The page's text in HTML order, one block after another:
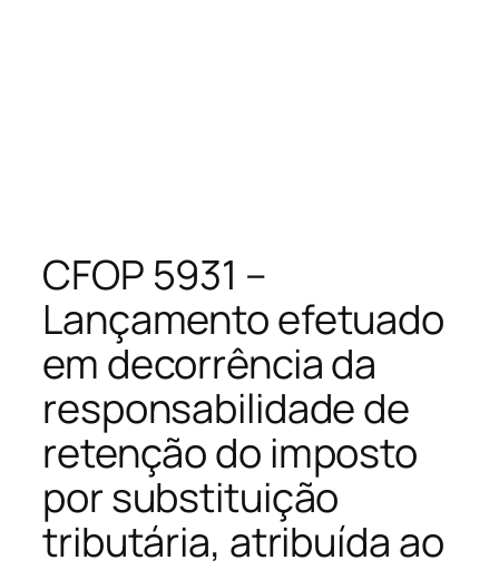
CFOP 5931 –
Lançamento efetuado
em decorrência da
responsabilidade de
retenção do imposto
por substituição
tributária, atribuída ao